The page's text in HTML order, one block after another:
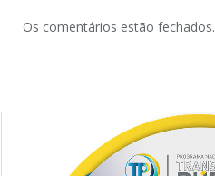
Os comentários estão fechados.